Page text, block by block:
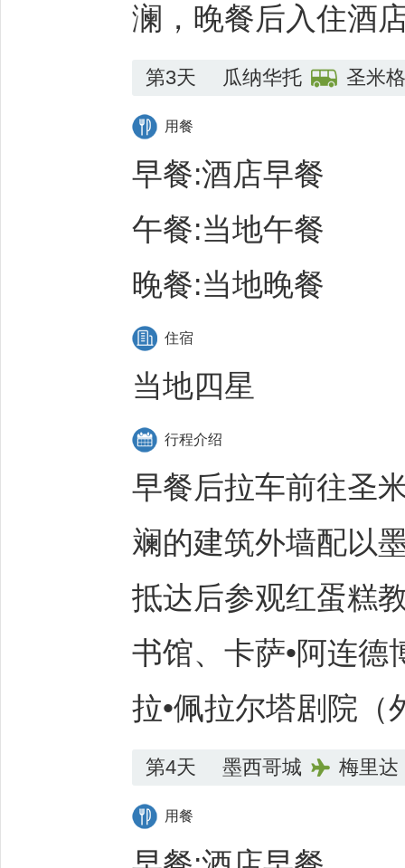
澜，晚餐后入住酒
第3天 瓜纳华托 圣米
用餐
早餐:酒店早餐
午餐:当地午餐
晚餐:当地晚餐
住宿
当地四星
行程介绍
早餐后拉车前往圣
斓的建筑外墙配以
抵达后参观红蛋糕
书馆、卡萨•阿连
拉•佩拉尔塔剧院
第4天 墨西哥城 梅里达
用餐